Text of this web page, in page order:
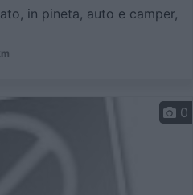
in pineta, auto e camper,
0